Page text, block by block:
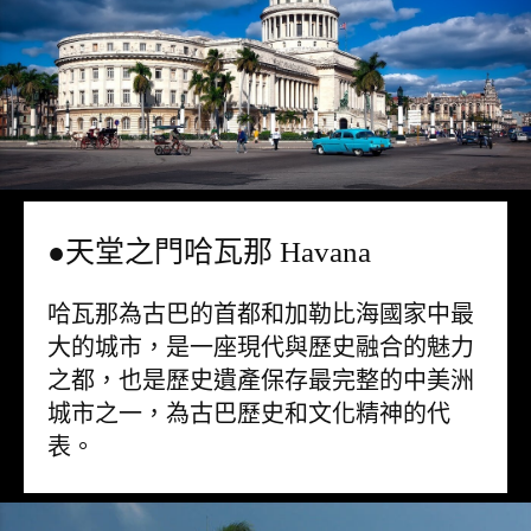
●天堂之門哈瓦那 Havana
哈瓦那為古巴的首都和加勒比海國家中最
大的城市，是一座現代與歷史融合的魅力
之都，也是歷史遺產保存最完整的中美洲
城市之一，為古巴歷史和文化精神的代
表。